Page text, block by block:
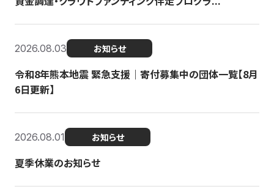
2026.08.03 お知らせ
令和8年熊本地震 緊急支援｜寄付募集中の団体一覧【8月
6日更新】
2026.08.01 お知らせ
夏季休業のお知らせ